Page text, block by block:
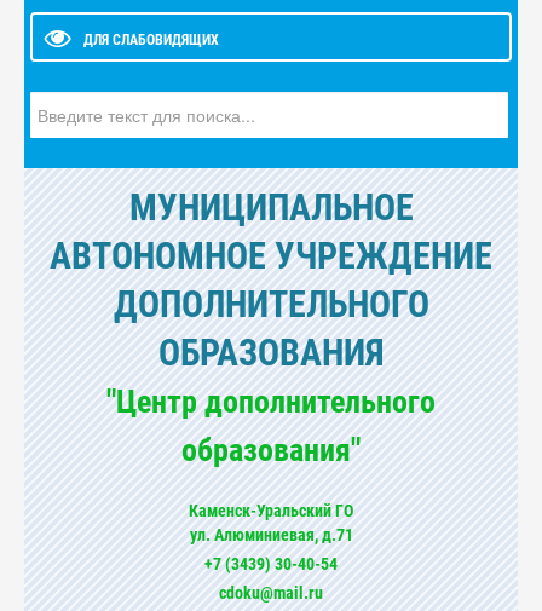
ДЛЯ СЛАБОВИДЯЩИХ
МУНИЦИПАЛЬНОЕ
АВТОНОМНОЕ УЧРЕЖДЕНИЕ
ДОПОЛНИТЕЛЬНОГО
ОБРАЗОВАНИЯ
"Центр дополнительного
образования"
Каменск-Уральский ГО
ул. Алюминиевая, д.71
+7 (3439) 30-40-54
cdoku@mail.ru